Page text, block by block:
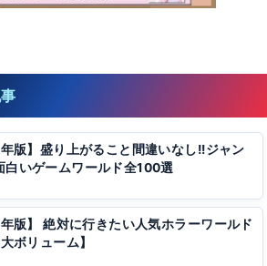
版】盛り上がること間違いなし!!ジャン
白いゲームワールド全100選
版】 絶対に行きたい人気ホラーワールド
ボリューム】